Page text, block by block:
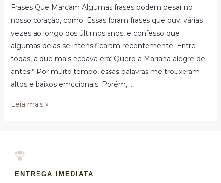
Frases Que Marcam Algumas frases podem pesar no
nosso coração, como: Essas foram frases que ouvi várias
vezes ao longo dos últimos anos, e confesso que
algumas delas se intensificaram recentemente. Entre
todas, a que mais ecoava era:“Quero a Mariana alegre de
antes.” Por muito tempo, essas palavras me trouxeram
altos e baixos emocionais. Porém, …
Leia mais »
ENTREGA IMEDIATA